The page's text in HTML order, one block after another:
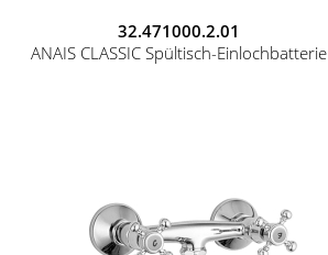
32.471000.2.01
ANAIS CLASSIC Spültisch-Einlochbatterie